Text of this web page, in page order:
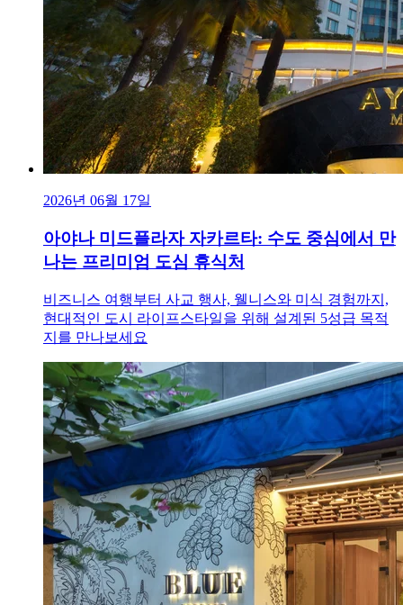
2026년 06월 17일
아야나 미드플라자 자카르타: 수도 중심에서 만
나는 프리미엄 도심 휴식처
비즈니스 여행부터 사교 행사, 웰니스와 미식 경험까지,
현대적인 도시 라이프스타일을 위해 설계된 5성급 목적
지를 만나보세요